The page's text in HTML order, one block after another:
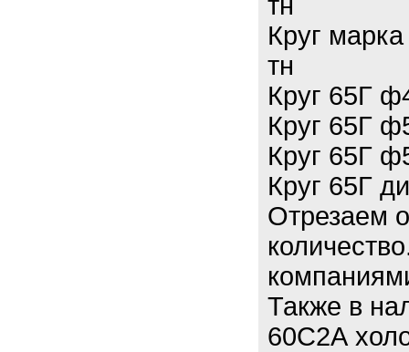
Круг
тн
Круг 65Г
Круг 65Г
Круг 65Г
Круг 65Г
Отрезаем
Также в
60С2А